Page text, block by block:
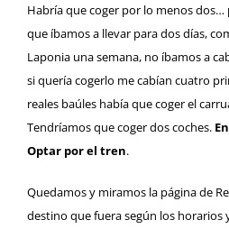
Habría que coger por lo menos dos…
que íbamos a llevar para dos días,
Laponia una semana, no íbamos a
si quería cogerlo me cabían cuatro
reales baúles había que coger el
Tendríamos que coger dos coches.
Optar por el tren.
Quedamos y miramos la página de
destino que fuera según los horarios